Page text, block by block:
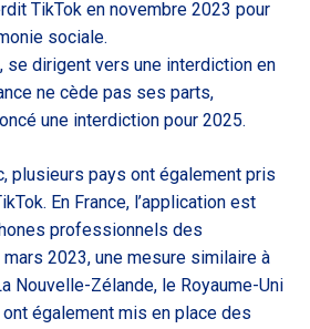
TikTok en novembre 2023 pour
sociale.
se dirigent vers une interdiction en
ne cède pas ses parts,
une interdiction pour 2025.
plusieurs pays ont également pris
En France, l’application est
professionnels des
2023, une mesure similaire à
Nouvelle-Zélande, le Royaume-Uni
ont également mis en place des